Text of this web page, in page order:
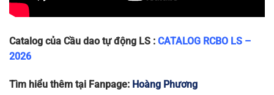
Catalog của Cầu dao tự động LS : CATALOG RCBO LS –
2026
Tìm hiểu thêm tại Fanpage: Hoàng Phương